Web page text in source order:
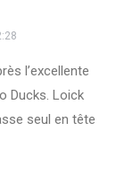
l’excellente
Ducks. Loick
seul en tête